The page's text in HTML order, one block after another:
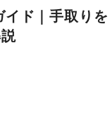
ド｜手取りを